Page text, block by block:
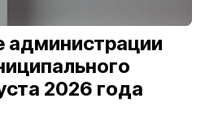
администрации
2026 года